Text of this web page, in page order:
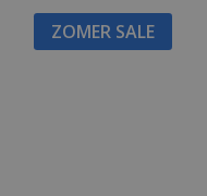
ZOMER SALE